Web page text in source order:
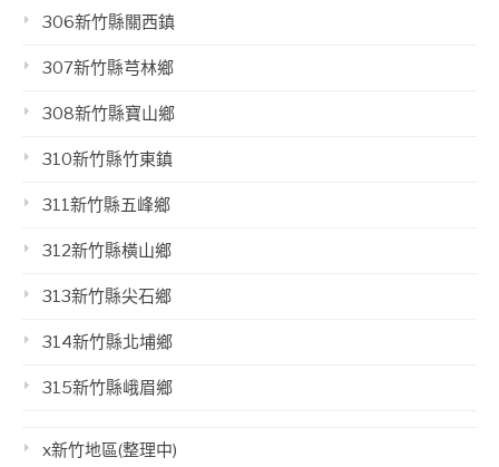
306新竹縣關西鎮
307新竹縣芎林鄉
308新竹縣寶山鄉
310新竹縣竹東鎮
311新竹縣五峰鄉
312新竹縣橫山鄉
313新竹縣尖石鄉
314新竹縣北埔鄉
315新竹縣峨眉鄉
x新竹地區(整理中)